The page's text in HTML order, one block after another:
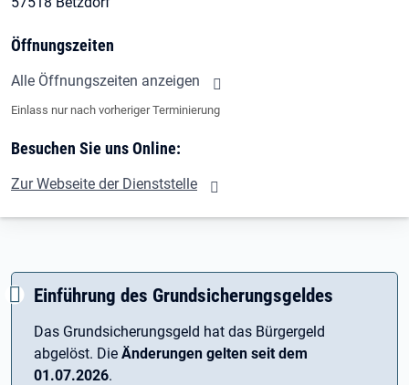
Öffnungszeiten
Alle Öffnungszeiten anzeigen
Einlass nur nach vorheriger Terminierung
Besuchen Sie uns Online:
Zur Webseite der Dienststelle
Einführung des Grundsicherungsgeldes
Das Grundsicherungsgeld hat das Bürgergeld
abgelöst. Die Änderungen gelten seit dem
01.07.2026.